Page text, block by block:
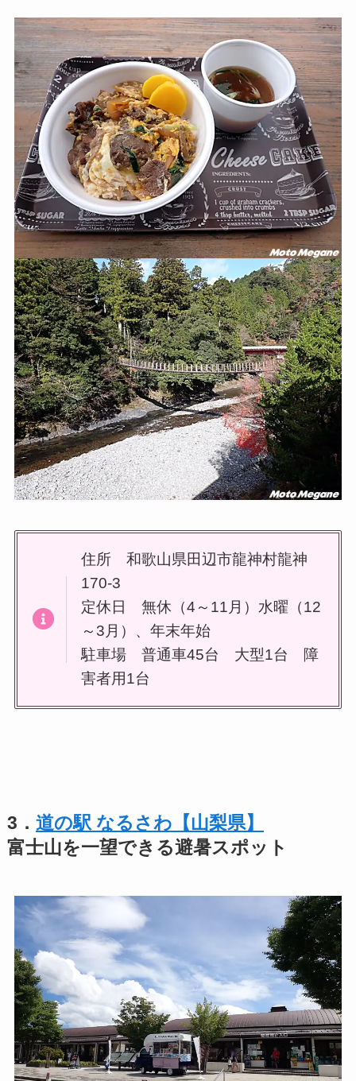
住所 和歌山県田辺市龍神村龍神
170-3
定休日 無休（4～11月）水曜（12
～3月）、年末年始
駐車場 普通車45台 大型1台 障
害者用1台
3． 道の駅 なるさわ【山梨県】
富士山を一望できる避暑スポット